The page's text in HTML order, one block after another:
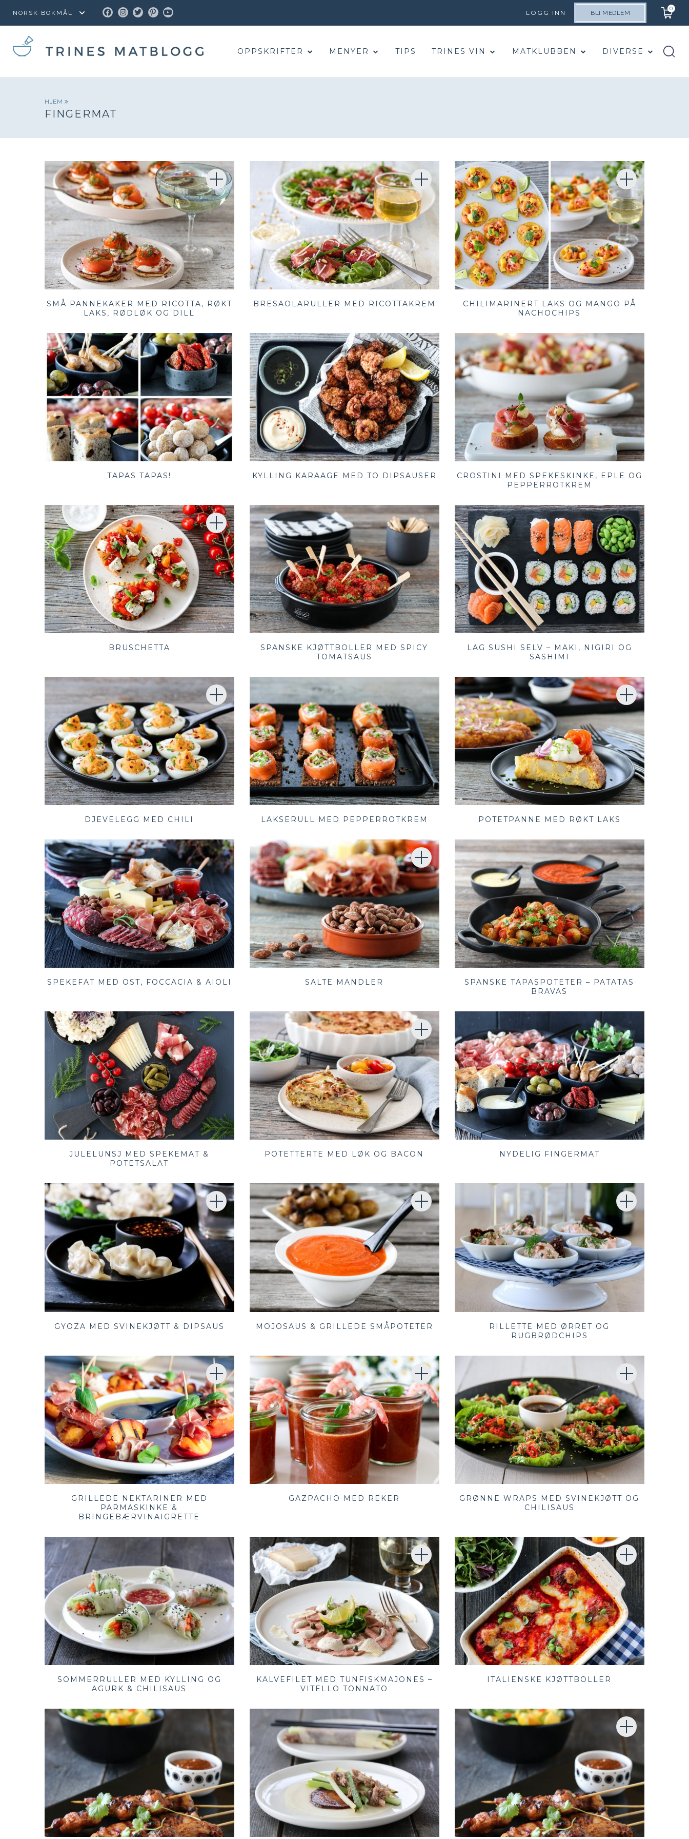
FACEBOOK
INSTAGRAM
TWITTER
PINTEREST
YOUTUBE LOGG INN BLI MEDLEM
0
OPPSKRIFTER MENYER TIPS TRINES VIN MATKLUBBEN DIVERSE
HJEM
FINGERMAT
SMÅ PANNEKAKER MED RICOTTA, RØKT
LAKS, RØDLØK OG DILL
BRESAOLARULLER MED RICOTTAKREM
CHILIMARINERT LAKS OG MANGO PÅ
NACHOCHIPS
TAPAS TAPAS! KYLLING KARAAGE MED TO DIPSAUSER
CROSTINI MED SPEKESKINKE, EPLE OG
PEPPERROTKREM
BRUSCHETTA
SPANSKE KJØTTBOLLER MED SPICY
TOMATSAUS
LAG SUSHI SELV – MAKI, NIGIRI OG
SASHIMI
DJEVELEGG MED CHILI LAKSERULL MED PEPPERROTKREM POTETPANNE MED RØKT LAKS
SPEKEFAT MED OST, FOCCACIA & AIOLI SALTE MANDLER
SPANSKE TAPASPOTETER – PATATAS
BRAVAS
JULELUNSJ MED SPEKEMAT &
POTETSALAT
POTETTERTE MED LØK OG BACON NYDELIG FINGERMAT
GYOZA MED SVINEKJØTT & DIPSAUS MOJOSAUS & GRILLEDE SMÅPOTETER
RILLETTE MED ØRRET OG
RUGBRØDCHIPS
GRILLEDE NEKTARINER MED
PARMASKINKE &
BRINGEBÆRVINAIGRETTE
GAZPACHO MED REKER
GRØNNE WRAPS MED SVINEKJØTT OG
CHILISAUS
SOMMERRULLER MED KYLLING OG
AGURK & CHILISAUS
KALVEFILET MED TUNFISKMAJONES –
VITELLO TONNATO
ITALIENSKE KJØTTBOLLER